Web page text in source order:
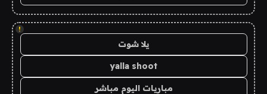
!
يلا شوت
yalla shoot
مباريات اليوم مباشر